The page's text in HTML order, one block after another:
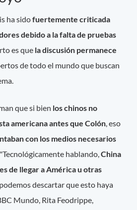
ha sidofuertemente criticada
debido a la falta de pruebas
es que la discusión permanece
de todo el mundo que buscan
que si bien los chinos no
americana antes que Colón, eso
con los medios necesarios
hablando,China
de llegar a América u otras
descartar que esto haya
Mundo, Rita Feodrippe,